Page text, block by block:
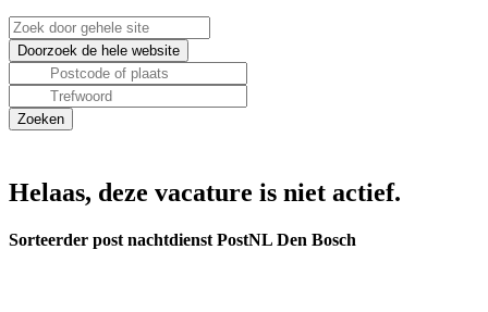
Helaas, deze vacature is niet actief.
Sorteerder post nachtdienst PostNL Den Bosch